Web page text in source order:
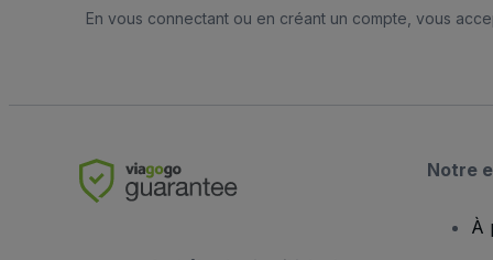
En vous connectant ou en créant un compte, vous
Notre
À